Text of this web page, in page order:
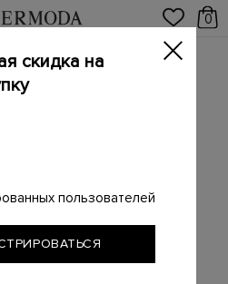
0
/ Поло
кашемировой пряжи
скидка на
пользователей